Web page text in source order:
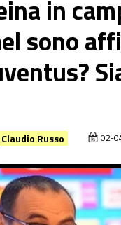
in
sono
02-
Russo